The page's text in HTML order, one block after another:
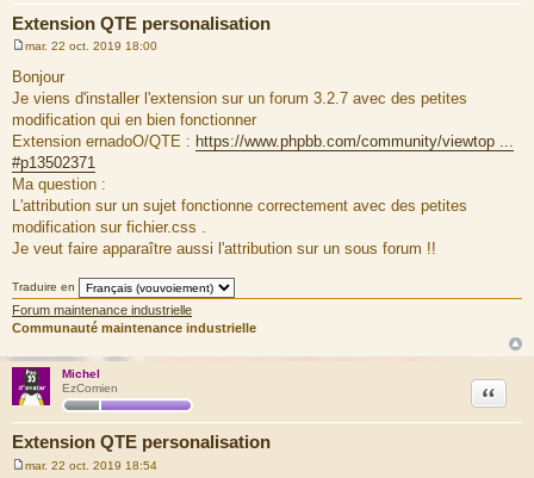
Extension QTE personalisation
e
s
s
a
g
e
mar. 22 oct. 2019 18:00
Bonjour
Je viens d'installer l'extension sur un forum 3.2.7 avec des petites
modification qui en bien fonctionner
Extension ernadoO/QTE : https://www.phpbb.com/community/viewtop ...
#p13502371
Ma question :
L'attribution sur un sujet fonctionne correctement avec des petites
modification sur fichier.css .
Je veut faire apparaître aussi l'attribution sur un sous forum !!
Traduire en
Forum maintenance industrielle
Communauté maintenance industrielle
Michel
EzComien
Extension QTE personalisation
Citation
mar. 22 oct. 2019 18:54